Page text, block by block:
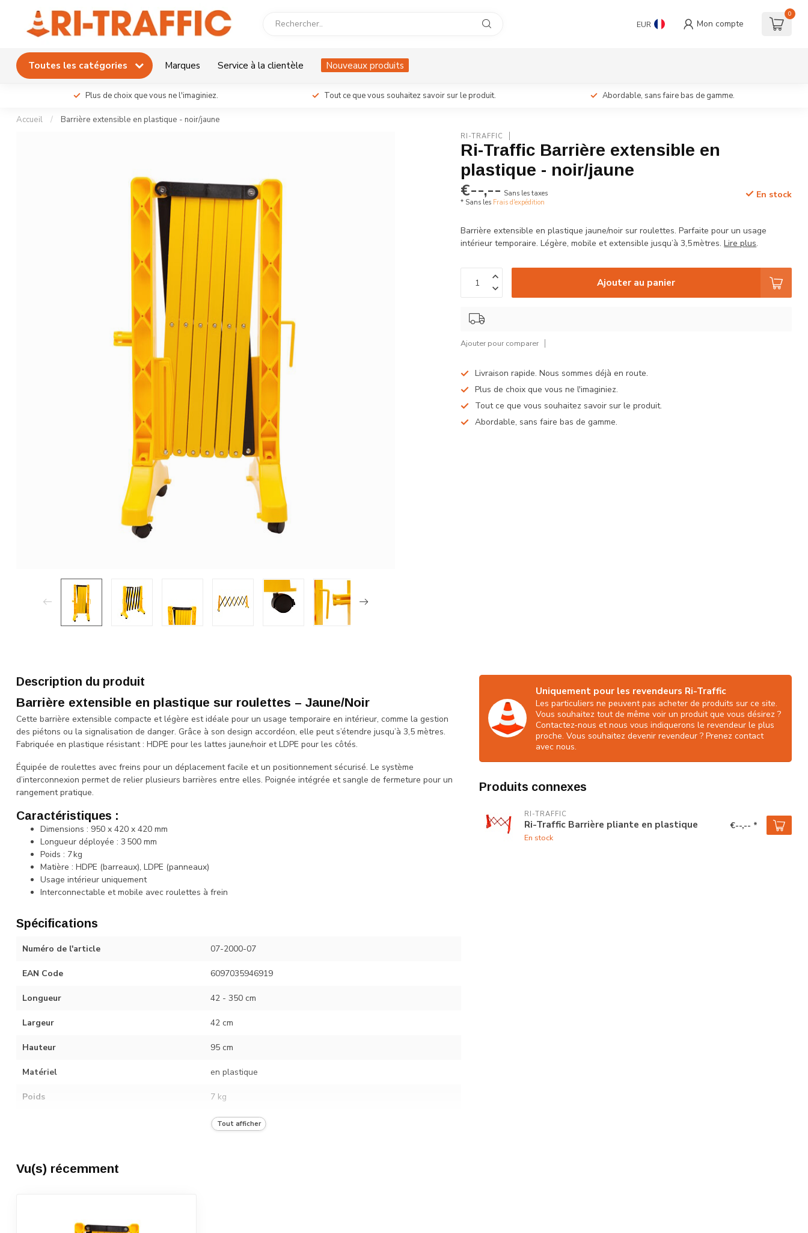
EUR Mon compte
0
Toutes les catégories Marques Service à la clientèle Nouveaux produits
Plus de choix que vous ne l'imaginiez. Tout ce que vous souhaitez savoir sur le produit. Abordable, sans faire bas de gamme.
Accueil / Barrière extensible en plastique - noir/jaune
RI-TRAFFIC
Ri-Traffic Barrière extensible en
plastique - noir/jaune
€--,-- Sans les taxes
* Sans les Frais d'expédition
En stock
Barrière extensible en plastique jaune/noir sur roulettes. Parfaite pour un usage
intérieur temporaire. Légère, mobile et extensible jusqu’à 3,5 mètres.Lire plus.
Ajouter au panier
Ajouter pour comparer
Livraison rapide. Nous sommes déjà en route.
Plus de choix que vous ne l'imaginiez.
Tout ce que vous souhaitez savoir sur le produit.
Abordable, sans faire bas de gamme.
Description du produit
Barrière extensible en plastique sur roulettes – Jaune/Noir
Cette barrière extensible compacte et légère est idéale pour un usage temporaire en intérieur, comme la gestion
des piétons ou la signalisation de danger. Grâce à son design accordéon, elle peut s’étendre jusqu’à 3,5 mètres.
Fabriquée en plastique résistant : HDPE pour les lattes jaune/noir et LDPE pour les côtés.
Équipée de roulettes avec freins pour un déplacement facile et un positionnement sécurisé. Le système
d’interconnexion permet de relier plusieurs barrières entre elles. Poignée intégrée et sangle de fermeture pour un
rangement pratique.
Caractéristiques :
Dimensions : 950 x 420 x 420 mm
Longueur déployée : 3 500 mm
Poids : 7 kg
Matière : HDPE (barreaux), LDPE (panneaux)
Usage intérieur uniquement
Interconnectable et mobile avec roulettes à frein
Spécifications
Numéro de l'article 07-2000-07
EAN Code 6097035946919
Longueur 42 - 350 cm
Largeur 42 cm
Hauteur 95 cm
Matériel en plastique
Poids 7 kg
ATout afficher
Uniquement pour les revendeurs Ri-Traffic
Les particuliers ne peuvent pas acheter de produits sur ce site.
Vous souhaitez tout de même voir un produit que vous désirez ?
Contactez-nous et nous vous indiquerons le revendeur le plus
proche. Vous souhaitez devenir revendeur ? Prenez contact
avec nous.
Produits connexes
RI-TRAFFIC
Ri-Traffic Barrière pliante en plastique
En stock
€--,-- *
Vu(s) récemment